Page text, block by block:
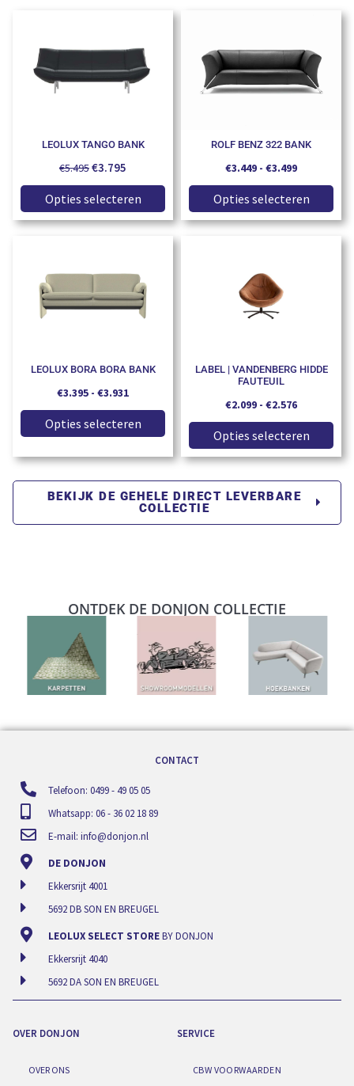
LEOLUX TANGO BANK
€5.495€3.795
Opties selecteren
ROLF BENZ 322 BANK
€3.449 - €3.499
Opties selecteren
LEOLUX BORA BORA BANK
€3.395 - €3.931
Opties selecteren
LABEL | VANDENBERG HIDDE
FAUTEUIL
€2.099 - €2.576
Opties selecteren
BEKIJK DE GEHELE DIRECT LEVERBARE
COLLECTIE
ONTDEK DE DONJON COLLECTIE
CONTACT
Telefoon: 0499 - 49 05 05
Whatsapp: 06 - 36 02 18 89
E-mail: info@donjon.nl
DE DONJON
Ekkersrijt 4001
5692 DB SON EN BREUGEL
LEOLUX SELECT STOREBY DONJON
Ekkersrijt 4040
5692 DA SON EN BREUGEL
OVER DONJON
OVER ONS
SERVICE
CBW VOORWAARDEN